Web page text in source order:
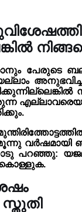
പേരുടെ
വർഷമായി
പറഞ്ഞു: